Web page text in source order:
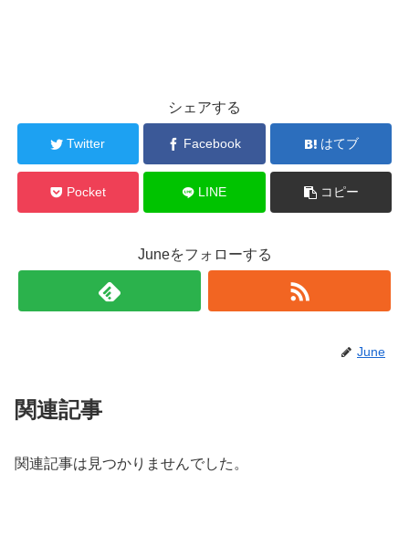
シェアする
Twitter Facebook はてブ
Pocket LINE コピー
Juneをフォローする
June
関連記事
関連記事は見つかりませんでした。